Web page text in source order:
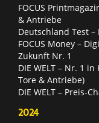
FOCUS
& Antriebe
Deutschland Test
FOCUS Money –
Zukunft Nr. 1
DIE WELT – Nr. 1
Tore & Antriebe)
DIE WELT – Preis-
2024